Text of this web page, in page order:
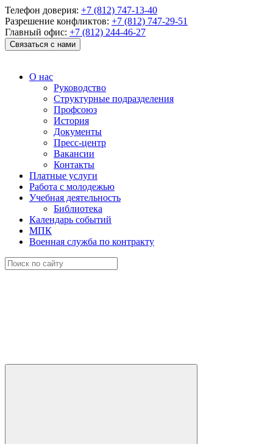
Телефон доверия: +7 (812) 747-13-40
Разрешение конфликтов: +7 (812) 747-29-51
Главный офис: +7 (812) 244-46-27
Связаться с нами
О нас
Руководство
Структурные подразделения
Профсоюз
История
Документы
Пресс-центр
Вакансии
Контакты
Платные услуги
Работа с молодежью
Учебная деятельность
Библиотека
Календарь событий
МПК
Военная служба по контракту